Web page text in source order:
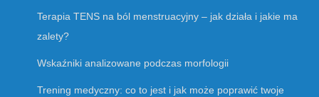
Terapia TENS na ból menstruacyjny – jak działa i jakie ma
zalety?
Wskaźniki analizowane podczas morfologii
Trening medyczny: co to jest i jak może poprawić twoje